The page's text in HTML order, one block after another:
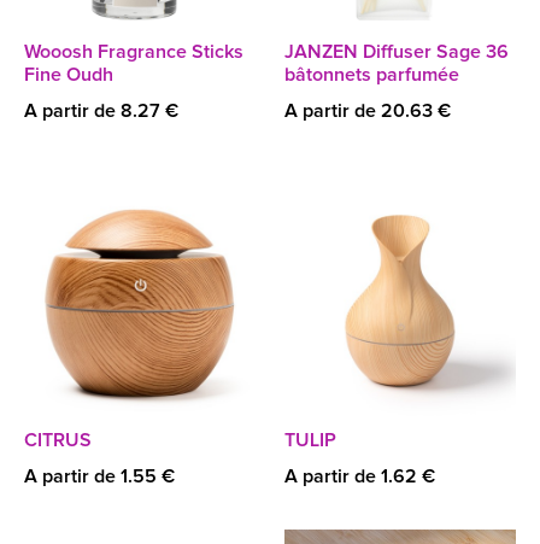
Wooosh Fragrance Sticks
Fine Oudh
A partir de 8.27 €
JANZEN Diffuser Sage 36
bâtonnets parfumée
A partir de 20.63 €
CITRUS
A partir de 1.55 €
TULIP
A partir de 1.62 €